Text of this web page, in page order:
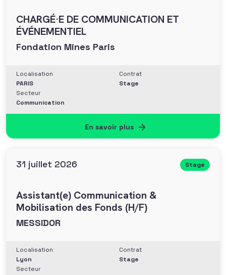
CHARGÉ·E DE COMMUNICATION ET
ÉVÉNEMENTIEL
Fondation Mines Paris
Localisation
PARIS
Secteur
Communication
Contrat
Stage
En savoir plus
31 juillet 2026 Stage
Assistant(e) Communication &
Mobilisation des Fonds (H/F)
MESSIDOR
Localisation
Lyon
Secteur
Contrat
Stage